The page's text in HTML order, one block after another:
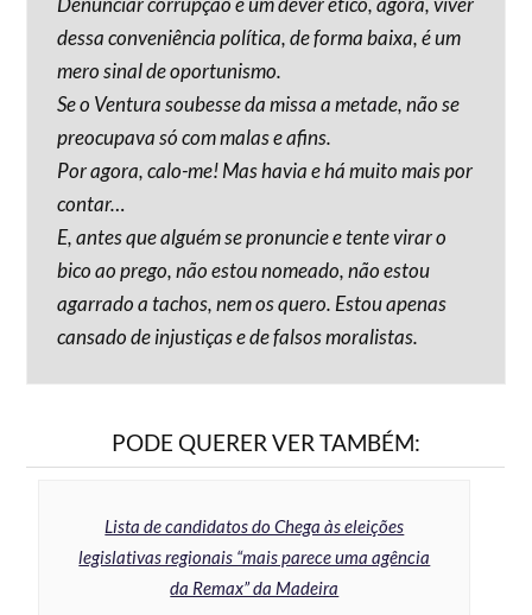
dessa conveniência política, de forma baixa, é um
mero sinal de oportunismo.
Se o Ventura soubesse da missa a metade, não se
preocupava só com malas e afins.
Por agora, calo-me! Mas havia e há muito mais por
contar…
E, antes que alguém se pronuncie e tente virar o
bico ao prego, não estou nomeado, não estou
agarrado a tachos, nem os quero. Estou apenas
cansado de injustiças e de falsos moralistas.
PODE QUERER VER TAMBÉM:
Lista de candidatos do Chega às eleições
legislativas regionais “mais parece uma agência
da Remax” da Madeira